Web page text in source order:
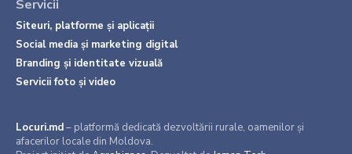
Servicii
Siteuri, platforme și aplicații
Social media și marketing digital
Branding și identitate vizuală
Servicii foto și video
Locuri.md– platformă dedicată dezvoltării rurale, oamenilor și
afacerilor locale din Moldova.